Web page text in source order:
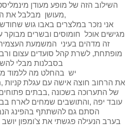
השילוב הזה של מופע מעודן
,מעושן מבלבל את
אני נזכר במלצרים באבו גוש
מגישים אוכל חומוסים ובשרים
זה מדהים בעיני המשמעת
מופתחת, לשרת קהל סועדים עצום
בסבלנות מבלי
יש בהחלט מה ללמוד
את הרחוב חוצה אישה עם עגלת קניות
של התערוכה בשכונה ,בבתים
עובד יפה ,והתושבים שמחים לארח
הסתם גם להשתתף בהפינג
בערב הנעילה פגשתי את צ'ומפון